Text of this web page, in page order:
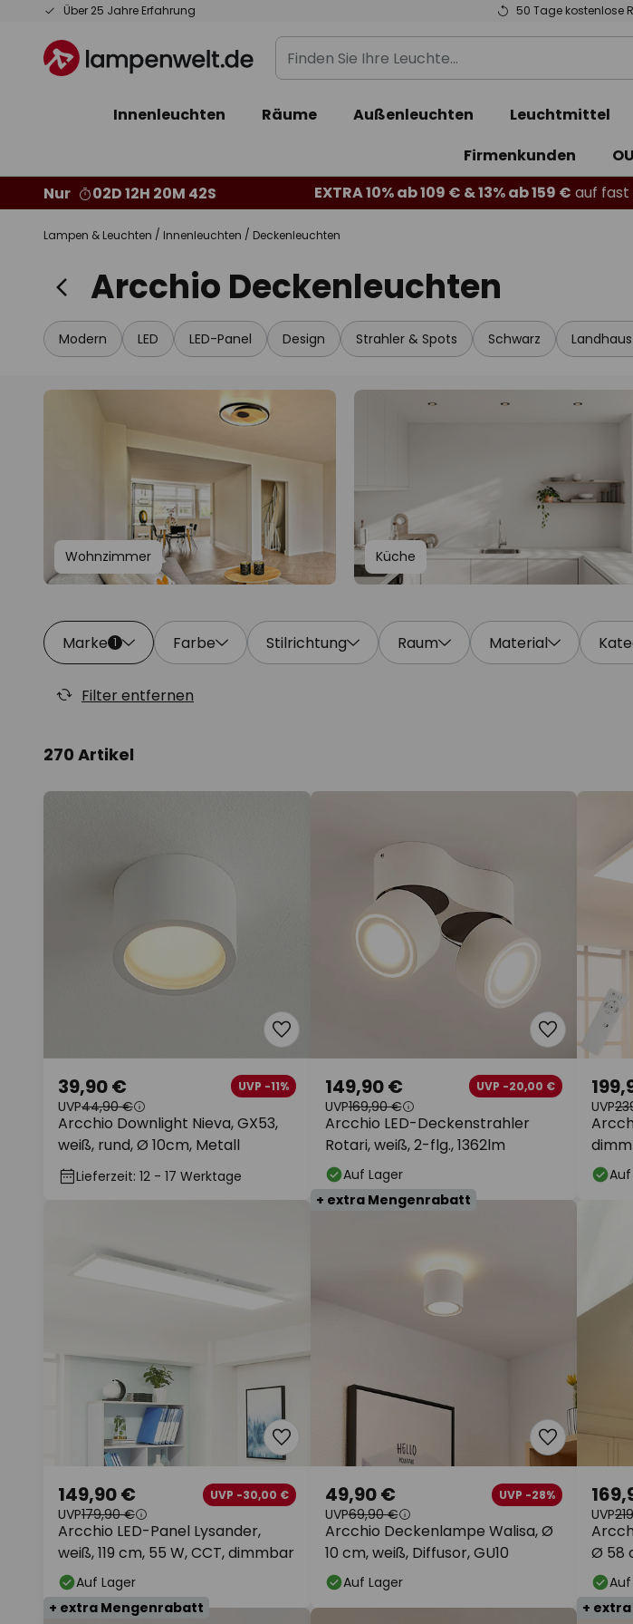
Über 25 Jahre Erfahrung 50 Tage kostenlose
Zum
springen
Finden
Sie
Leuchte...
Innenleuchten Räume Außenleuchten Leuchtmittel
Firmenkunden
Nur
02D 12H 20M 40S EXTRA 10% ab 109 € & 13% ab 159 € auf fast
Lampen & Leuchten Innenleuchten Deckenleuchten
Arcchio Deckenleuchten
Modern LED LED-Panel Design Strahler & Spots Schwarz
Wohnzimmer Küche
Marke 1 Farbe Stilrichtung Raum Material
Filter entfernen
270 Artikel
Arcchio Downlight Nieva, GX53,
weiß, rund, Ø 10cm, Metall
39,90 € UVP -11%
UVP44,90 €
Lieferzeit: 12 - 17 Werktage
Arcchio LED-Deckenstrahler
Rotari, weiß, 2-flg., 1362lm
149,90 € UVP -20,00 €
UVP169,90 €
Auf Lager
UVP
Arcchio LED-Panel Lysander,
weiß, 119 cm, 55 W, CCT, dimmbar
149,90 € UVP -30,00 €
UVP179,90 €
Auf Lager
+ extra Mengenrabatt
Arcchio Deckenlampe Walisa, Ø
10 cm, weiß, Diffusor, GU10
49,90 € UVP -28%
UVP69,90 €
Auf Lager
Ø 58
UVP
+ extra Mengenrabatt
+